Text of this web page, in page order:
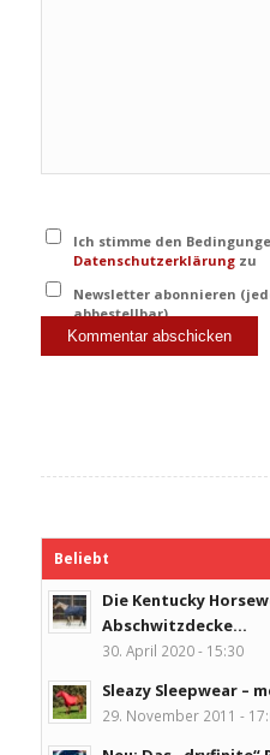
Ich stimme den
Datenschutzerklärung zu
Newsletter abonnieren
abbestellbar)
Beliebt
Die Kentucky
Abschwitzdecke...
30. April 2020 - 15:30
Sleazy Sleepwear –
29. November 2011 -